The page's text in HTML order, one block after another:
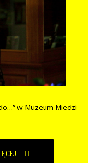
w Muzeum Miedzi